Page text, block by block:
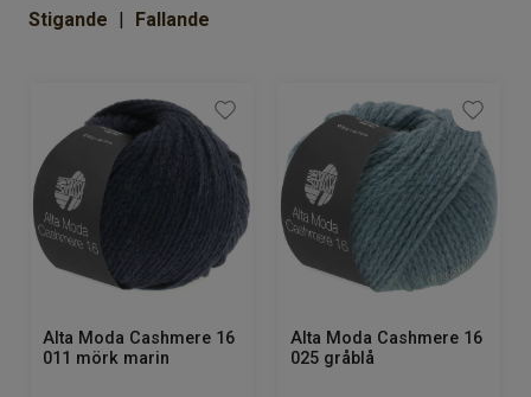
Stigande
Fallande
Alta Moda Cashmere 16
011 mörk marin
Alta Moda Cashmere 16
025 gråblå